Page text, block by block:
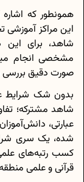
همونطور که
این مراکز
شاهد، برای
مشخصی انجام
صورت دقیق بررسی
بدون شک شرایط
شاهد مشترکه؛
عبارتی،
شده، یک سری
کسب رتبه‌های
قرآنی و علمی